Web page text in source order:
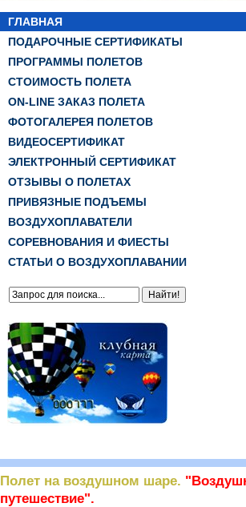
ГЛАВНАЯ
ПОДАРОЧНЫЕ СЕРТИФИКАТЫ
ПРОГРАММЫ ПОЛЕТОВ
СТОИМОСТЬ ПОЛЕТА
ON-LINE ЗАКАЗ ПОЛЕТА
ФОТОГАЛЕРЕЯ ПОЛЕТОВ
ВИДЕОСЕРТИФИКАТ
ЭЛЕКТРОННЫЙ СЕРТИФИКАТ
ОТЗЫВЫ О ПОЛЕТАХ
ПРИВЯЗНЫЕ ПОДЪЕМЫ
ВОЗДУХОПЛАВАТЕЛИ
СОРЕВНОВАНИЯ И ФИЕСТЫ
СТАТЬИ О ВОЗДУХОПЛАВАНИИ
Полет на воздушном шаре.
путешествие".